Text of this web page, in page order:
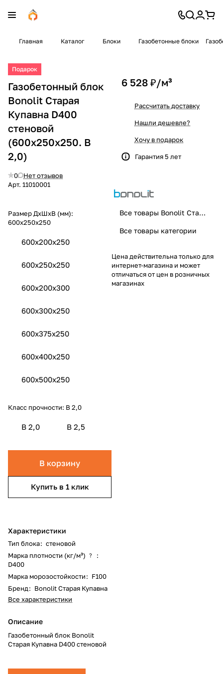
Главная Каталог Блоки Газобетонные блоки
Подарок
Газобетонный блок
Bonolit Старая
Купавна D400
стеновой
(600x250x250. B
2,0)
0
Нет отзывов
Арт. 11010001
Размер ДхШхВ (мм):
600x250x250
600x200x250
600x250x250
600x200x300
600x300x250
600x375x250
600x400x250
600x500x250
Класс прочности: B 2,0
B 2,0 B 2,5
В корзину
Купить в 1 клик
Характеристики
Тип блока: стеновой
Марка плотности (кг/м³)
?
:
D400
Марка морозостойкости: F100
Бренд: Bonolit Старая Купавна
Все характеристики
Описание
Газобетонный блок Bonolit
Старая Купавна D400 стеновой
6 528 ₽/м³
Рассчитать доставку
Нашли дешевле?
Хочу в подарок
Гарантия 5 лет
Все товары Bonolit Старая Купавна
Все товары категории
Цена действительна только для
интернет-магазина и может
отличаться от цен в розничных
магазинах